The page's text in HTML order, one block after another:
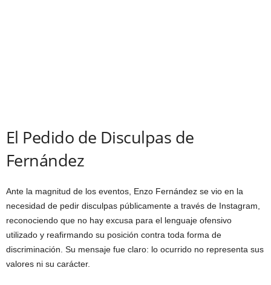
El Pedido de Disculpas de
Fernández
Ante la magnitud de los eventos, Enzo Fernández se vio en la
necesidad de pedir disculpas públicamente a través de Instagram,
reconociendo que no hay excusa para el lenguaje ofensivo
utilizado y reafirmando su posición contra toda forma de
discriminación. Su mensaje fue claro: lo ocurrido no representa sus
valores ni su carácter.